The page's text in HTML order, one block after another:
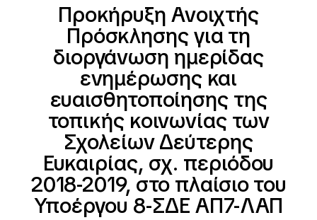
Προκήρυξη Ανοιχτής
Πρόσκλησης για τη
διοργάνωση ημερίδας
ενημέρωσης και
ευαισθητοποίησης της
τοπικής κοινωνίας των
Σχολείων Δεύτερης
Ευκαιρίας, σχ. περιόδου
2018-2019, στο πλαίσιο του
Υποέργου 8-ΣΔΕ ΑΠ7-ΛΑΠ